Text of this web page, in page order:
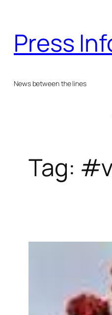
content
Press
News between the lines
Tag: